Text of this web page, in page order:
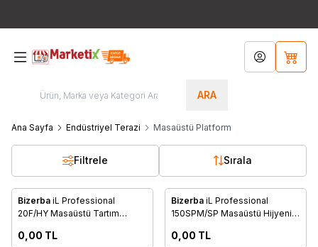
ARA
Hesabım
Ana Sayfa Endüstriyel Terazi Masaüstü Platform
Filtrele Sırala
Favorilere Ekle
Bizerba iL Professional
20F/HY Masaüstü Tartım
0,00 TL
Favorilere Ekle
Danışınız
Bizerba iL Professional
150SPM/SP Masaüstü Hijyenik
0,00 TL